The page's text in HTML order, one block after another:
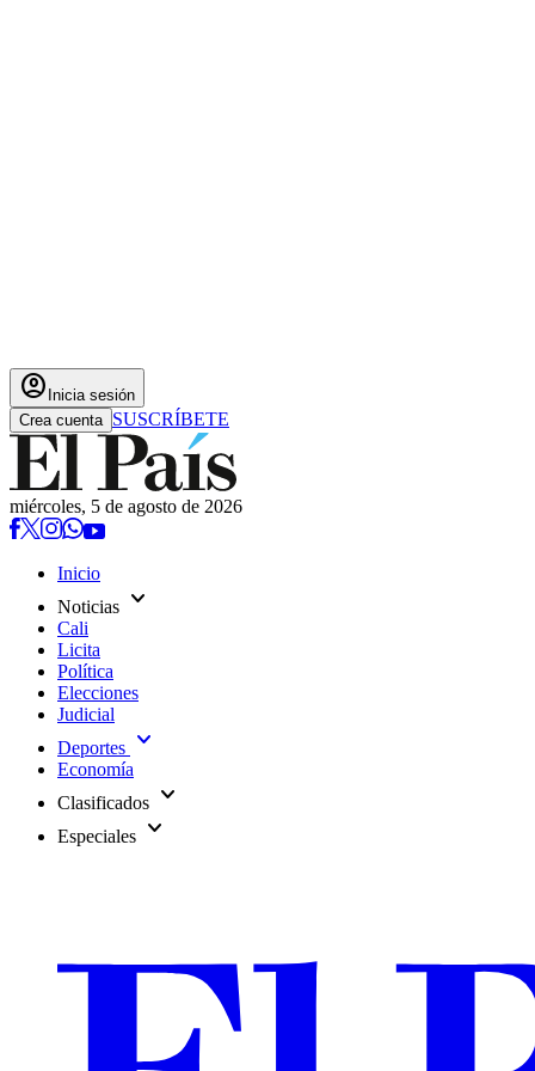
account_circle Inicia sesión
Crea cuenta SUSCRÍBETE
miércoles, 5 de agosto de 2026
Inicio
Noticias expand_more
Cali
Licita
Política
Elecciones
Judicial
Deportes expand_more
Economía
Clasificados expand_more
Especiales expand_more